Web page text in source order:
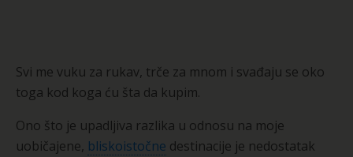
Svi me vuku za rukav, trče za mnom i svađaju se oko
toga kod koga ću šta da kupim.
Ono što je upadljiva razlika u odnosu na moje
uobičajene, bliskoistočne destinacije je nedostatak